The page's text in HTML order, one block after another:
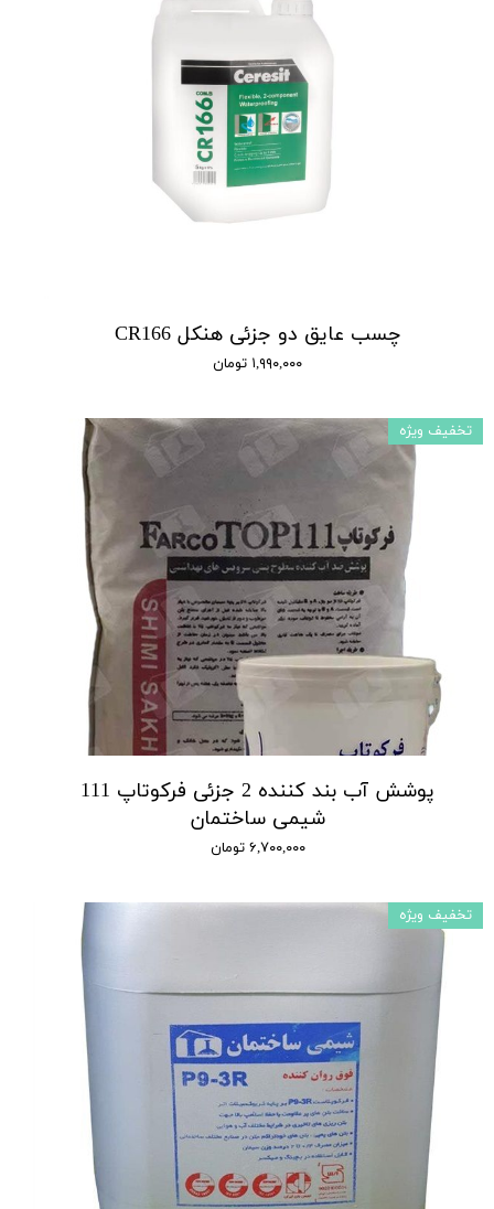
چسب عایق دو جزئی هنکل CR166
۱,۹۹۰,۰۰۰ تومان
پوشش آب بند کننده 2 جزئی فرکوتاپ 111
شیمی ساختمان
۶,۷۰۰,۰۰۰ تومان
تخفیف ویژه
تخفیف ویژه